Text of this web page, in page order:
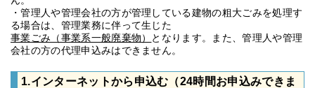
・管理人や管理会社の方が管理している建物の粗大ごみを処理す
る場合は、管理業務に伴って生じた
事業ごみ（事業系一般廃棄物） となります。また、管理人や管理
会社の方の代理申込みはできません。
1.インターネットから申込む（24時間お申込みできま